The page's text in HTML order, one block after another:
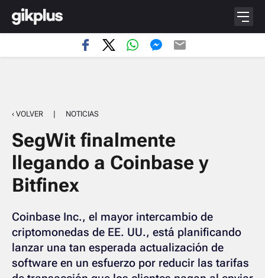
‹ VOLVER | NOTICIAS
SegWit finalmente
llegando a Coinbase y
Bitfinex
Coinbase Inc., el mayor intercambio de
criptomonedas de EE. UU., está planificando
lanzar una tan esperada actualización de
software en un esfuerzo por reducir las tarifas